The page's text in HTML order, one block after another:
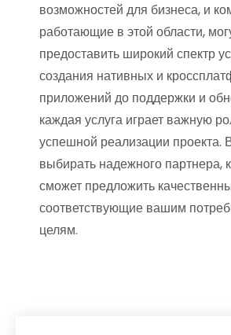
возможностей для бизнеса, и
работающие в этой области,
предоставить широкий спектр
создания нативных и
приложений до поддержки и
каждая услуга играет важную
успешной реализации проекта.
выбирать надежного партнера,
сможет предложить
соответствующие вашим
целям.